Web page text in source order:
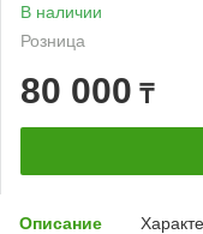
В наличии
Розница
80 000 ₸
Описание